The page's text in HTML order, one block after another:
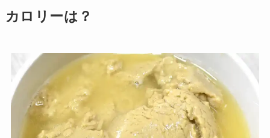
カロリーは？